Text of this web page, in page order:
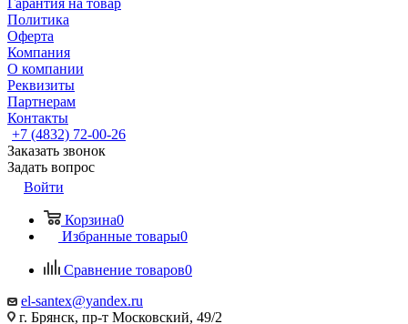
Гарантия на товар
Политика
Оферта
Компания
О компании
Реквизиты
Партнерам
Контакты
+7 (4832) 72-00-26
Заказать звонок
Задать вопрос
Войти
Корзина0
Избранные товары0
Сравнение товаров0
el-santex@yandex.ru
г. Брянск, пр-т Московский, 49/2